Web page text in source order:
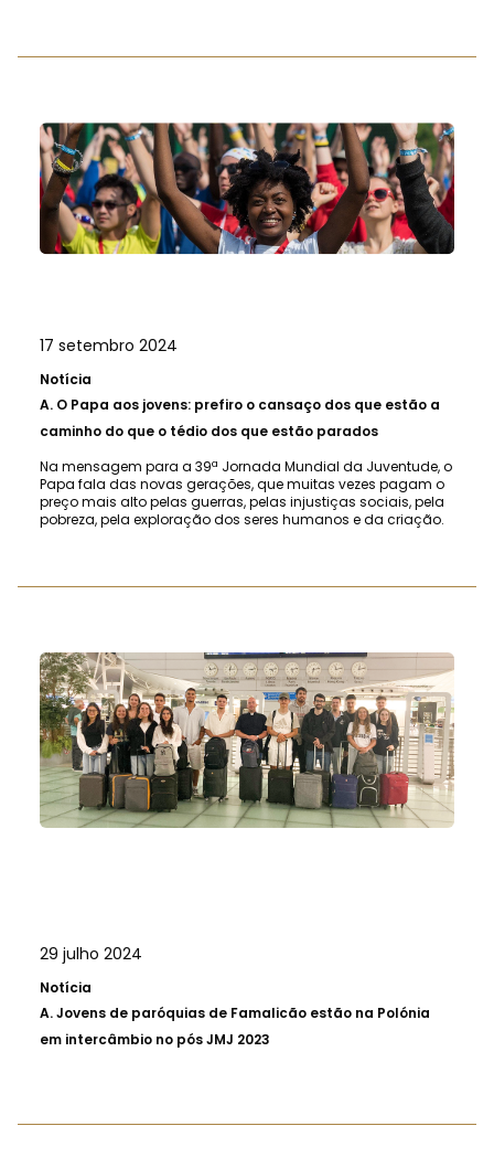
17 setembro 2024
Notícia
A. O Papa aos jovens: prefiro o cansaço dos que estão a
caminho do que o tédio dos que estão parados
Na mensagem para a 39ª Jornada Mundial da Juventude, o
Papa fala das novas gerações, que muitas vezes pagam o
preço mais alto pelas guerras, pelas injustiças sociais, pela
pobreza, pela exploração dos seres humanos e da criação.
29 julho 2024
Notícia
A.Jovens de paróquias de Famalicão estão na Polónia
em intercâmbio no pós JMJ 2023